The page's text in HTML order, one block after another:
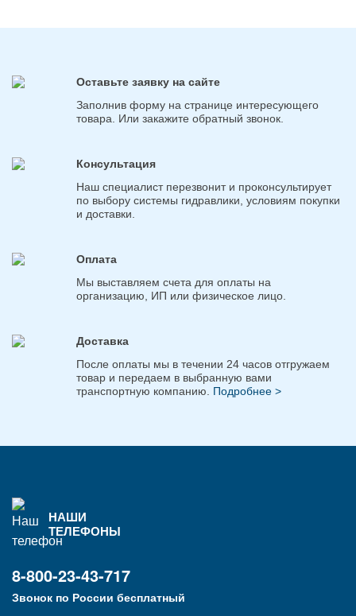
Оставьте заявку на сайте
Заполнив форму на странице интересующего
товара. Или закажите обратный звонок.
Консультация
Наш специалист перезвонит и проконсультирует
по выбору системы гидравлики, условиям покупки
и доставки.
Оплата
Мы выставляем счета для оплаты на
организацию, ИП или физическое лицо.
Доставка
После оплаты мы в течении 24 часов отгружаем
товар и передаем в выбранную вами
транспортную компанию. Подробнее >
НАШИ
ТЕЛЕФОНЫ
8-800-23-43-717
Звонок по России бесплатный